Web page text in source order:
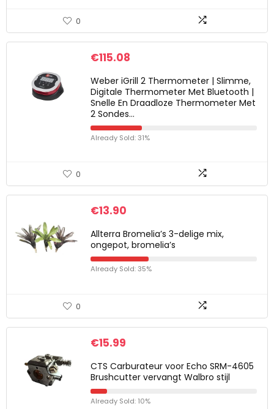
0
€115.08
Weber iGrill 2 Thermometer | Slimme,
Digitale Thermometer Met Bluetooth |
Snelle En Draadloze Thermometer Met
2 Sondes…
Already Sold: 31%
0
€13.90
Allterra Bromelia’s 3-delige mix,
ongepot, bromelia’s
Already Sold: 35%
0
€15.99
CTS Carburateur voor Echo SRM-4605
Brushcutter vervangt Walbro stijl
Already Sold: 10%